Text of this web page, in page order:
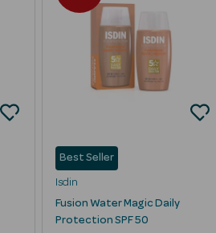
Best Seller
Isdin
Fusion Water Magic Daily
Protection SPF 50